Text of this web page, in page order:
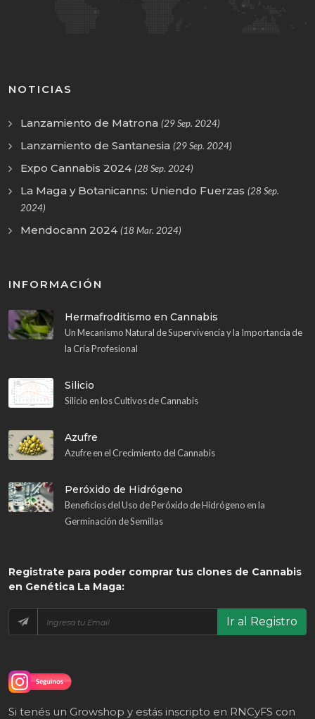
NOTICIAS
Lanzamiento de Matrona (29 Sep. 2024)
Lanzamiento de Santanesia (29 Sep. 2024)
Expo Cannabis 2024(28 Sep. 2024)
La Maga y Botanicanns: Uniendo Fuerzas (28 Sep.
2024)
Mendocann 2024(18 Mar. 2024)
INFORMACIÓN
Hermafroditismo en Cannabis
Un Mecanismo Natural de Supervivencia y la Importancia de
la Cría Profesional
Silicio
Silicio en los Cultivos de Cannabis
Azufre
Azufre en el Crecimiento del Cannabis
Peróxido de Hidrógeno
Beneficios del Uso de Peróxido de Hidrógeno en la
Germinación de Semillas
Registrate para poder comprar tus clones de Cannabis
en Genética La Maga:
Ir al Registro
Si tenés un Growshop y estás inscripto en RNCyFS con